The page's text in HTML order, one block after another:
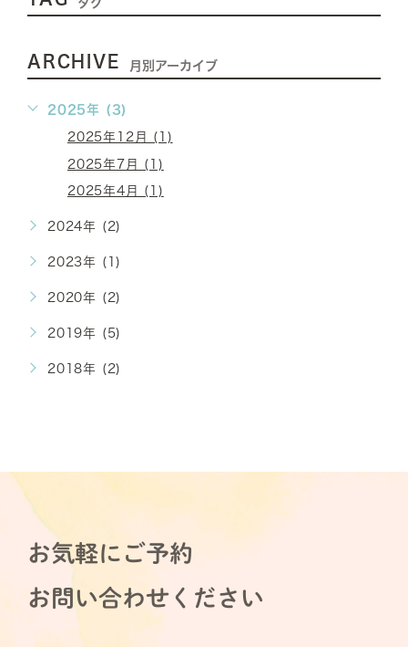
タグ
ARCHIVE 月別アーカイブ
2025年 (3)
2025年12月 (1)
2025年7月 (1)
2025年4月 (1)
2024年 (2)
2023年 (1)
2020年 (2)
2019年 (5)
2018年 (2)
お気軽にご予約
お問い合わせください